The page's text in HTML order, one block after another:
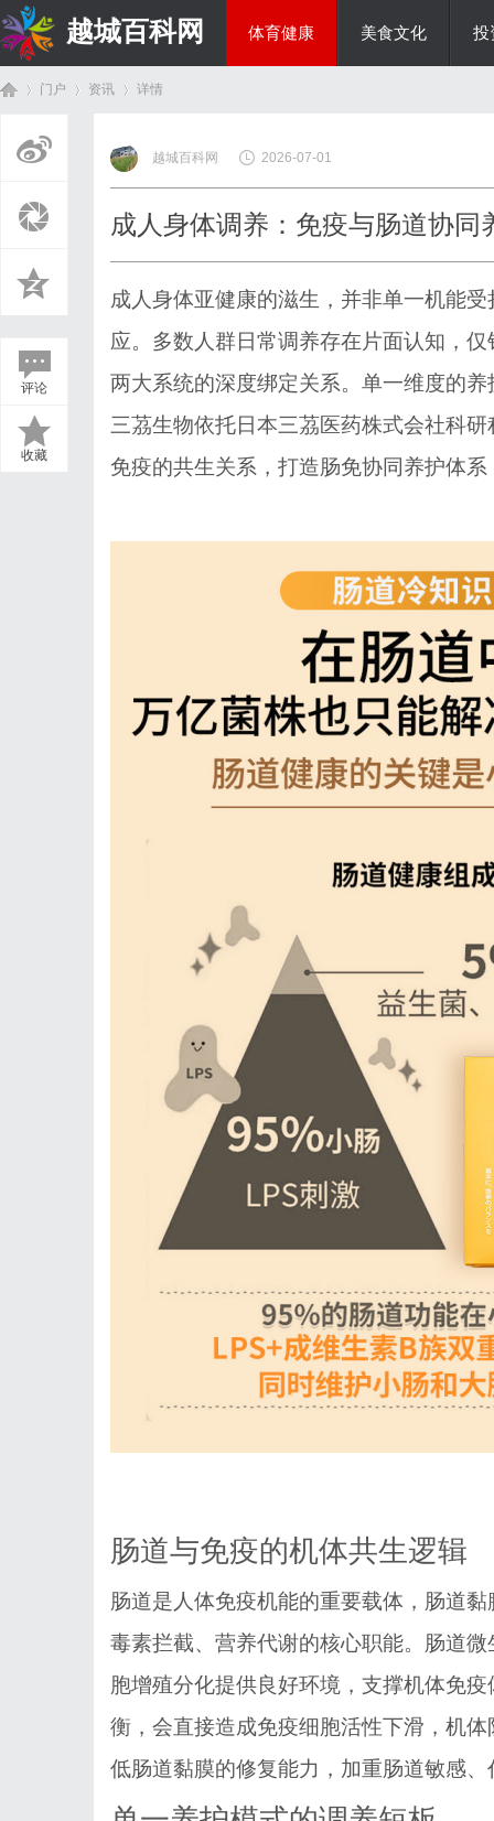
越城百科网 体育健康 美食文化 投
门户 资讯
›
详情
评论
收藏
越城百科网 2026-07-01
成人身体调养：免疫与肠道协同
成人身体亚健康的滋生，并非单一机能
应。多数人群日常调养存在片面认知，
两大系统的深度绑定关系。单一维度的
三茘生物依托日本三茘医药株式会社科
免疫的共生关系，打造肠免协同养护体
肠道与免疫的机体共生逻辑
肠道是人体免疫机能的重要载体，肠道
毒素拦截、营养代谢的核心职能。肠道
胞增殖分化提供良好环境，支撑机体免
衡，会直接造成免疫细胞活性下滑，机
低肠道黏膜的修复能力，加重肠道敏感